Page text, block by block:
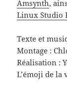
Amsynth,
Linux Studio
Texte et
Montage :
Réalisation :
L’émoji de la